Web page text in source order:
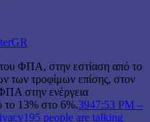
ΦΠΑ, στην εστίαση από το
των τροφίμων επίσης, στον
στην ενέργεια
το 13% στο 6%.3947:53 PM –
195 people are talking